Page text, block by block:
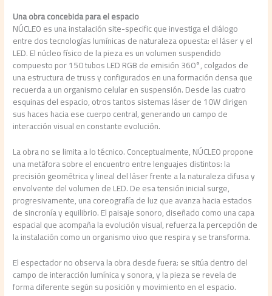
Una obra concebida para el espacio
NÚCLEO es una instalación site-specific que investiga el diálogo
entre dos tecnologías lumínicas de naturaleza opuesta: el láser y el
LED. El núcleo físico de la pieza es un volumen suspendido
compuesto por 150 tubos LED RGB de emisión 360°, colgados de
una estructura de truss y configurados en una formación densa que
recuerda a un organismo celular en suspensión. Desde las cuatro
esquinas del espacio, otros tantos sistemas láser de 10W dirigen
sus haces hacia ese cuerpo central, generando un campo de
interacción visual en constante evolución.
La obra no se limita a lo técnico. Conceptualmente, NÚCLEO propone
una metáfora sobre el encuentro entre lenguajes distintos: la
precisión geométrica y lineal del láser frente a la naturaleza difusa y
envolvente del volumen de LED. De esa tensión inicial surge,
progresivamente, una coreografía de luz que avanza hacia estados
de sincronía y equilibrio. El paisaje sonoro, diseñado como una capa
espacial que acompaña la evolución visual, refuerza la percepción de
la instalación como un organismo vivo que respira y se transforma.
El espectador no observa la obra desde fuera: se sitúa dentro del
campo de interacción lumínica y sonora, y la pieza se revela de
forma diferente según su posición y movimiento en el espacio.